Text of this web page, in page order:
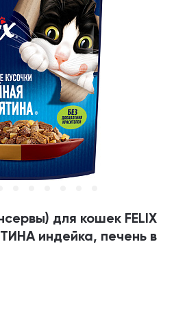
для кошек FELIX
индейка, печень в